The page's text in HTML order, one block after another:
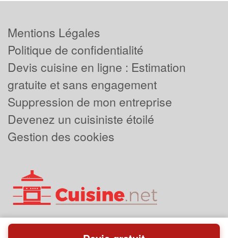
Mentions Légales
Politique de confidentialité
Devis cuisine en ligne : Estimation
gratuite et sans engagement
Suppression de mon entreprise
Devenez un cuisiniste étoilé
Gestion des cookies